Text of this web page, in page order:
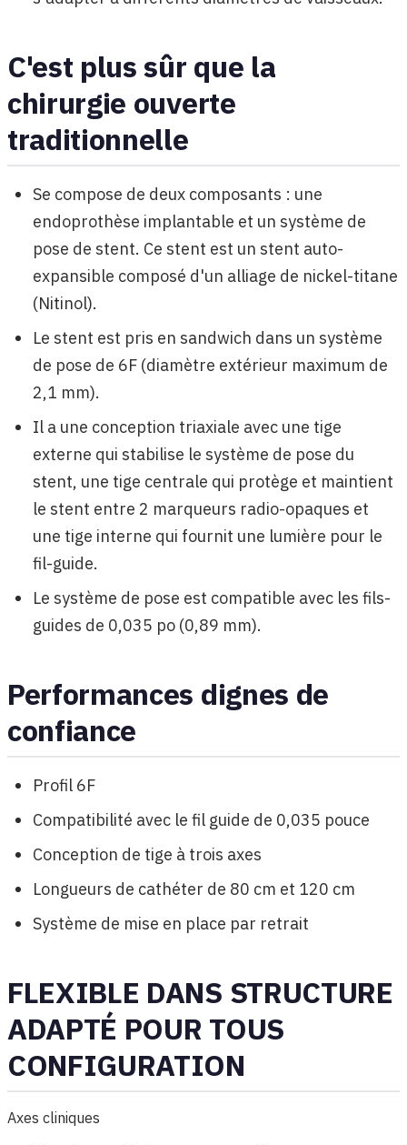
C'est plus sûr que la
chirurgie ouverte
traditionnelle
Se compose de deux composants : une
endoprothèse implantable et un système de
pose de stent. Ce stent est un stent auto-
expansible composé d'un alliage de nickel-titane
(Nitinol).
Le stent est pris en sandwich dans un système
de pose de 6F (diamètre extérieur maximum de
2,1 mm).
Il a une conception triaxiale avec une tige
externe qui stabilise le système de pose du
stent, une tige centrale qui protège et maintient
le stent entre 2 marqueurs radio-opaques et
une tige interne qui fournit une lumière pour le
fil-guide.
Le système de pose est compatible avec les fils-
guides de 0,035 po (0,89 mm).
Performances dignes de
confiance
Profil 6F
Compatibilité avec le fil guide de 0,035 pouce
Conception de tige à trois axes
Longueurs de cathéter de 80 cm et 120 cm
Système de mise en place par retrait
FLEXIBLE DANS STRUCTURE
ADAPTÉ POUR TOUS
CONFIGURATION
Axes cliniques